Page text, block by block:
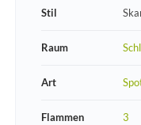
Stil
Raum
Art
Flammen 3